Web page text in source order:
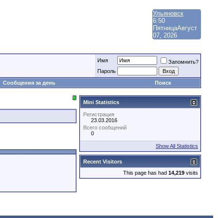
Ульяновск
6:50
ПятницаАвгуст
07, 2026
Имя
Запомнить?
Пароль
Сообщения за день Поиск
Mini Statistics
Регистрация
23.03.2016
Всего сообщений
0
Show All Statistics
Recent Visitors
This page has had 14,219 visits